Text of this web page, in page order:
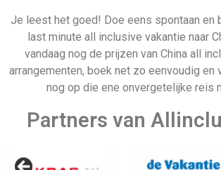
Vertrek datum
Amerika
Je leest het goed! Doe eens spontaan en
last minute all inclusive vakantie naar
vandaag nog de prijzen van China all
arrangementen, boek net zo eenvoudig en
nog op die ene onvergetelijke reis
Partners van